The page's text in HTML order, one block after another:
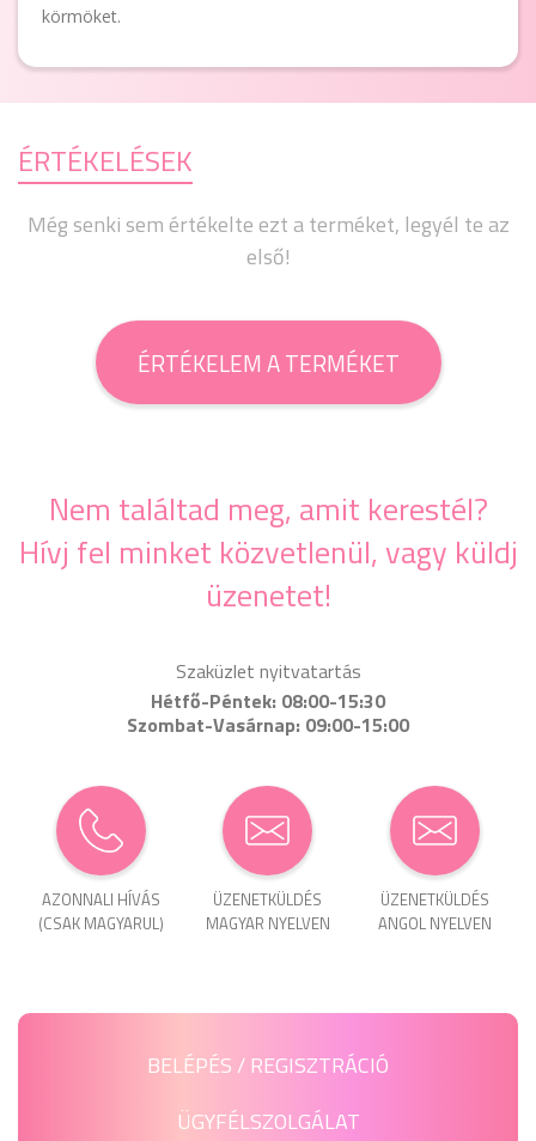
körmöket.
ÉRTÉKELÉSEK
Még senki sem értékelte ezt a terméket, legyél te az
első!
ÉRTÉKELEM A TERMÉKET
Nem találtad meg, amit kerestél?
Hívj fel minket közvetlenül, vagy küldj
üzenetet!
Szaküzlet nyitvatartás
Hétfő-Péntek: 08:00-15:30
Szombat-Vasárnap: 09:00-15:00
AZONNALI HÍVÁS
(CSAK MAGYARUL)
ÜZENET­KÜLDÉS
MAGYAR NYELVEN
ÜZENET­KÜLDÉS
ANGOL NYELVEN
BELÉPÉS / REGISZTRÁCIÓ
ÜGYFÉLSZOLGÁLAT